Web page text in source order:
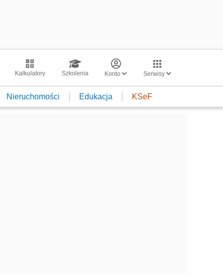
Kalkulatory Szkolenia Konto Serwisy
Nieruchomości Edukacja KSeF